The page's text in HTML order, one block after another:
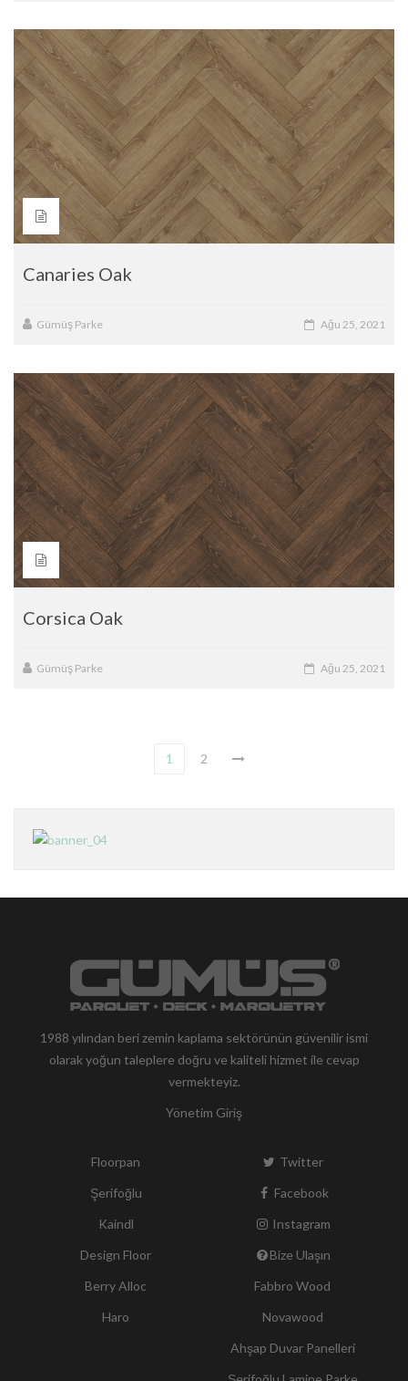
Canaries Oak
Gümüş Parke Ağu 25, 2021
Corsica Oak
Gümüş Parke Ağu 25, 2021
1 2
1988 yılından beri zemin kaplama sektörünün güvenilir ismi
olarak yoğun taleplere doğru ve kaliteli hizmet ile cevap
vermekteyiz.
Yönetim Giriş
Floorpan
Şerifoğlu
Kaindl
Design Floor
Berry Alloc
Haro
Twitter
Facebook
Instagram
Bize Ulaşın
Fabbro Wood
Novawood
Ahşap Duvar Panelleri